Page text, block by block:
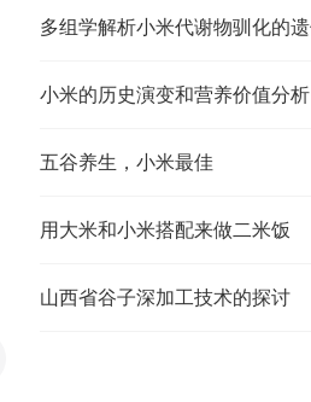
小米的历史演变和营养价值分析
五谷养生，小米最佳
用大米和小米搭配来做二米饭
山西省谷子深加工技术的探讨